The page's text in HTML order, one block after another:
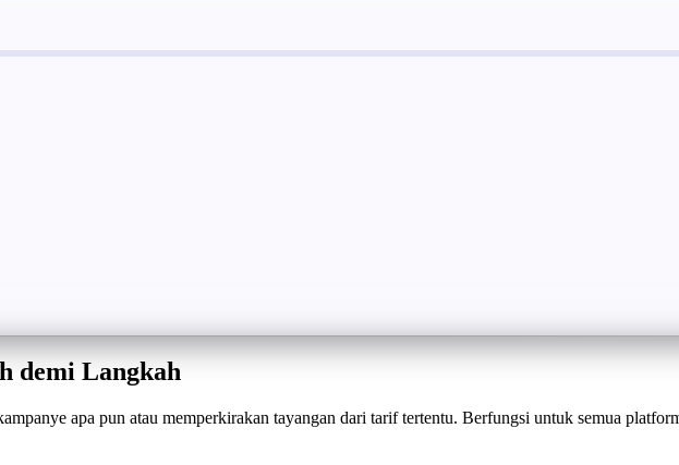
demi Langkah
apa pun atau memperkirakan tayangan dari tarif tertentu. Berfungsi untuk semua